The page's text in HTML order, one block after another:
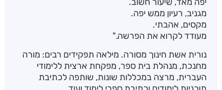
מגניב, רעיון ממש יפה.
מקסים, אהבתי.
מעודד לקרוא את הפרשה."
נורית אשת חינוך מסורה. מילאה תפקידים רבים: מורה
מחנכת, מנהלת בית ספר, מפקחת ארצית ללימודי
העברית, מרצה במכללות שונות, שותפה לכתיבת